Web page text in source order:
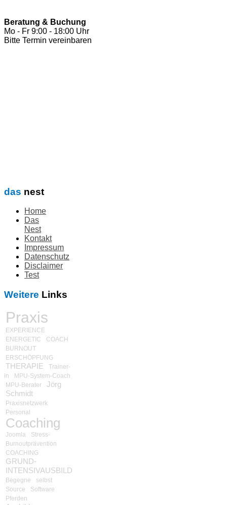
Beratung & Buchung
Mo - Fr 9:00 - 18:00 Uhr
Bitte Termin vereinbaren
das nest
Home
Das
Nest
Kontakt
Impressum
Datenschutz
Disclaimer
Test
Weitere Links
Praxis
EXPERIENCE
ENERGETIC
COACH
BURNOUT
ERSCHÖPFUNG
THERAPIE
Trainer-
in
MPU-System-Coach
MPU-Berater
Jörg
Schmidt
Praxisnetzwerk
Personal
Coaching
Joomla
Stress-
Burnoutprävention
COACHING
GRUND-
INTENSIVAUSBILDUNG
Begegne
selbst
Source
Software
Pferden